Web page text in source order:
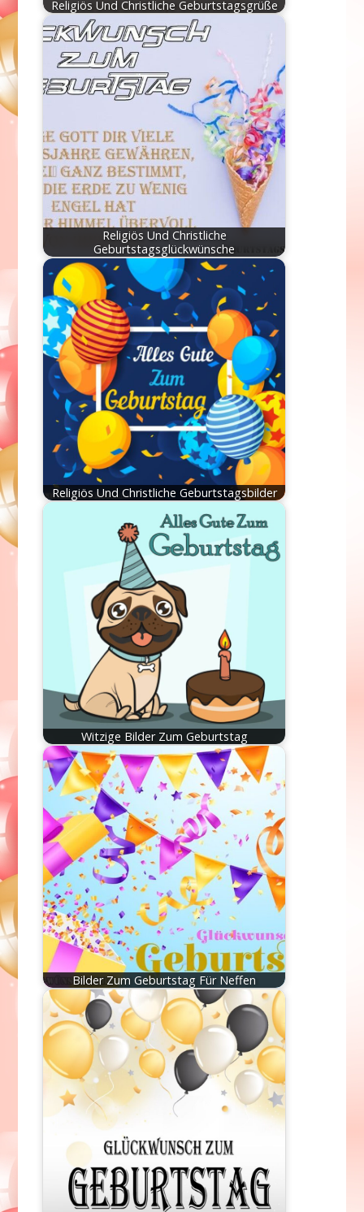
Religiös Und Christliche Geburtstagsgrüße
Religiös Und Christliche
Geburtstagsglückwünsche
Religiös Und Christliche Geburtstagsbilder
Witzige Bilder Zum Geburtstag
Bilder Zum Geburtstag Für Neffen